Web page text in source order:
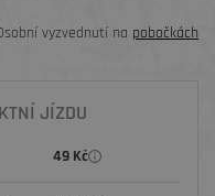
vyzvednutí na pobočkách
JÍZDU
49 Kč